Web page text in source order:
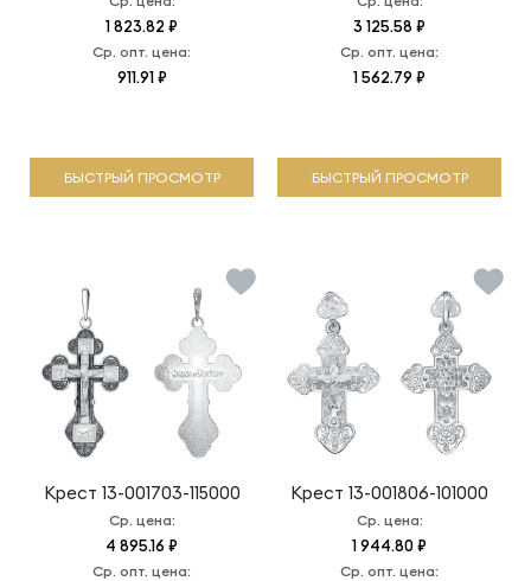
1 823.82 ₽
Ср. опт. цена:
911.91 ₽
БЫСТРЫЙ ПРОСМОТР
3 125.58 ₽
Ср. опт. цена:
1 562.79 ₽
БЫСТРЫЙ ПРОСМОТР
Крест 13-001703-115000
Ср. цена:
4 895.16 ₽
Ср. опт. цена:
Крест 13-001806-101000
Ср. цена:
1 944.80 ₽
Ср. опт. цена: